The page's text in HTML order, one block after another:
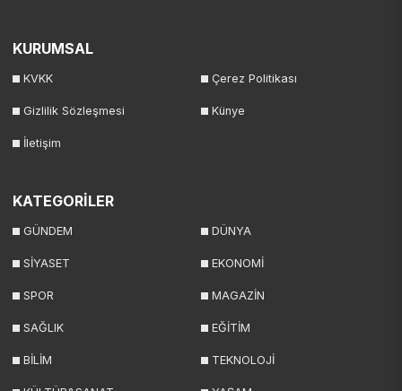
KURUMSAL
KVKK Çerez Politikası
Gizlilik Sözleşmesi Künye
İletişim
KATEGORİLER
GÜNDEM DÜNYA
SİYASET EKONOMİ
SPOR MAGAZİN
SAĞLIK EĞİTİM
BİLİM TEKNOLOJİ